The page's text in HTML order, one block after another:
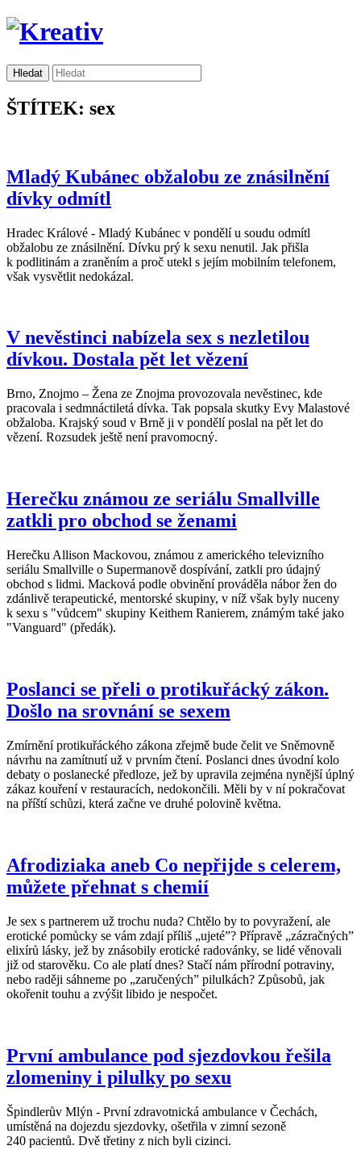
ŠTÍTEK: sex
Mladý Kubánec obžalobu ze znásilnění
dívky odmítl
Hradec Králové - Mladý Kubánec v pondělí u soudu odmítl
obžalobu ze znásilnění. Dívku prý k sexu nenutil. Jak přišla
k podlitinám a zraněním a proč utekl s jejím mobilním telefonem,
však vysvětlit nedokázal.
V nevěstinci nabízela sex s nezletilou
dívkou. Dostala pět let vězení
Brno, Znojmo – Žena ze Znojma provozovala nevěstinec, kde
pracovala i sedmnáctiletá dívka. Tak popsala skutky Evy Malastové
obžaloba. Krajský soud v Brně ji v pondělí poslal na pět let do
vězení. Rozsudek ještě není pravomocný.
Herečku známou ze seriálu Smallville
zatkli pro obchod se ženami
Herečku Allison Mackovou, známou z amerického televizního
seriálu Smallville o Supermanově dospívání, zatkli pro údajný
obchod s lidmi. Macková podle obvinění prováděla nábor žen do
zdánlivě terapeutické, mentorské skupiny, v níž však byly nuceny
k sexu s "vůdcem" skupiny Keithem Ranierem, známým také jako
"Vanguard" (předák).
Poslanci se přeli o protikuřácký zákon.
Došlo na srovnání se sexem
Zmírnění protikuřáckého zákona zřejmě bude čelit ve Sněmovně
návrhu na zamítnutí už v prvním čtení. Poslanci dnes úvodní kolo
debaty o poslanecké předloze, jež by upravila zejména nynější úplný
zákaz kouření v restauracích, nedokončili. Měli by v ní pokračovat
na příští schůzi, která začne ve druhé polovině května.
Afrodiziaka aneb Co nepřijde s celerem,
můžete přehnat s chemií
Je sex s partnerem už trochu nuda? Chtělo by to povyražení, ale
erotické pomůcky se vám zdají příliš „ujeté”? Přípravě „zázračných”
elixírů lásky, jež by znásobily erotické radovánky, se lidé věnovali
již od starověku. Co ale platí dnes? Stačí nám přírodní potraviny,
nebo raději sáhneme po „zaručených” pilulkách? Způsobů, jak
okořenit touhu a zvýšit libido je nespočet.
První ambulance pod sjezdovkou řešila
zlomeniny i pilulky po sexu
Špindlerův Mlýn - První zdravotnická ambulance v Čechách,
umístěná na dojezdu sjezdovky, ošetřila v zimní sezoně
240 pacientů. Dvě třetiny z nich byli cizinci.